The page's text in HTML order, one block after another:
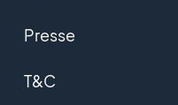
Presse
T&C